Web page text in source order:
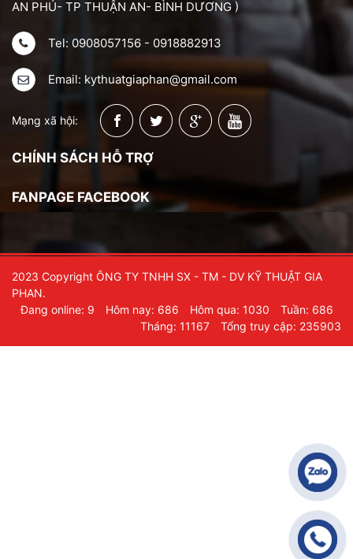
AN PHÚ- TP THUẬN AN- BÌNH DƯƠNG )
Tel: 0908057156 - 0918882913
Email: kythuatgiaphan@gmail.com
Mạng xã hội:
CHÍNH SÁCH HỖ TRỢ
FANPAGE FACEBOOK
2023 Copyright ÔNG TY TNHH SX - TM - DV KỸ THUẬT GIA
PHAN.
Đang online: 9
Hôm nay: 686 Hôm qua: 1030
Tuần: 686
Tháng: 11167
Tổng truy cập: 235903